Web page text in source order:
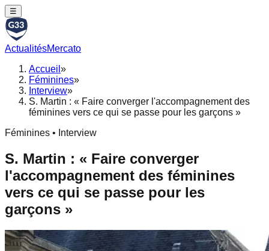
☰
ActualitésMercato
Accueil »
Féminines»
Interview»
S. Martin : « Faire converger l'accompagnement des
féminines vers ce qui se passe pour les garçons »
Féminines • Interview
S. Martin : « Faire converger
l'accompagnement des féminines
vers ce qui se passe pour les
garçons »